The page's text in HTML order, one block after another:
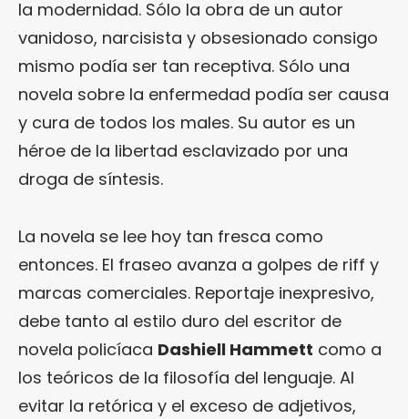
la modernidad. Sólo la obra de un autor
vanidoso, narcisista y obsesionado consigo
mismo podía ser tan receptiva. Sólo una
novela sobre la enfermedad podía ser causa
y cura de todos los males. Su autor es un
héroe de la libertad esclavizado por una
droga de síntesis.
La novela se lee hoy tan fresca como
entonces. El fraseo avanza a golpes de riff y
marcas comerciales. Reportaje inexpresivo,
debe tanto al estilo duro del escritor de
novela policíaca Dashiell Hammett como a
los teóricos de la filosofía del lenguaje. Al
evitar la retórica y el exceso de adjetivos,